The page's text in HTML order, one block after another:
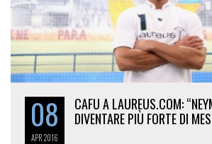
08
APR2016
CAFU A LAUREUS.COM:
DIVENTARE PIÙ FORTE DI